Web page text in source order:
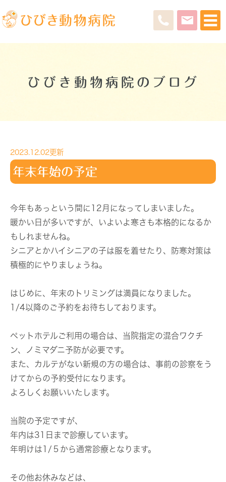
ひびき動物病院のブログ
2023.12.02更新
年末年始の予定
今年もあっという間に12月になってしまいました。
暖かい日が多いですが、いよいよ寒さも本格的になるか
もしれませんね。
シニアとかハイシニアの子は服を着せたり、防寒対策は
積極的にやりましょうね。
はじめに、年末のトリミングは満員になりました。
1/4以降のご予約をお待ちしております。
ペットホテルご利用の場合は、当院指定の混合ワクチ
ン、ノミマダニ予防が必要です。
また、カルテがない新規の方の場合は、事前の診察をう
けてからの予約受付になります。
よろしくお願いいたします。
当院の予定ですが、
年内は31日まで診療しています。
年明けは1/５から通常診療となります。
その他お休みなどは、